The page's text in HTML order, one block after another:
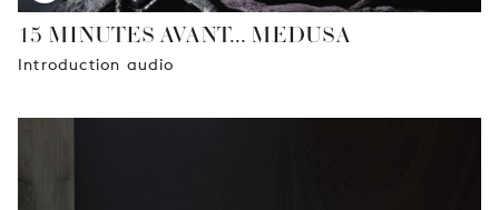
15 MINUTES AVANT... MEDUSA
Introduction audio